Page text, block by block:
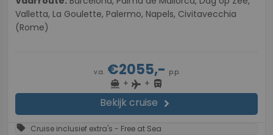
Valletta, La Goulette, Palermo, Napels, Civitavecchia
(Rome)
v.a.€2055,- p.p.
directions_boat + flight + directions_bus
Bekijk cruise chevron_right
sell Cruise inclusief extra's - Free at Sea